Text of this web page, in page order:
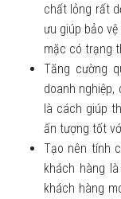
chất lỏng rất
ưu giúp bảo
mặc có trạng
Tăng cường
doanh
là cách giúp
ấn tượng tốt
Tạo nên tính
khách hàng
khách hàng